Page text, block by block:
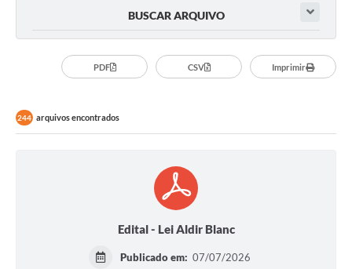
ATENDIMENTO
Ouvidoria
BUSCAR ARQUIVO
PDF CSV Imprimir
244 arquivos encontrados
Edital - Lei Aldir Blanc
Publicado em: 07/07/2026